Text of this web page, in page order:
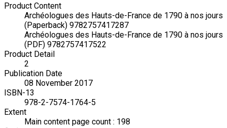
Product Content
Archéologues des Hauts-de-France de 1790 à nos jours
(Paperback) 9782757417287
Archéologues des Hauts-de-France de 1790 à nos jours
(PDF) 9782757417522
Product Detail
2
Publication Date
08 November 2017
ISBN-13
978-2-7574-1764-5
Extent
Main content page count : 198